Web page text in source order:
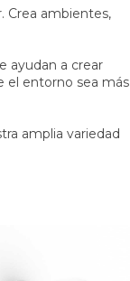
Crea ambientes,
ayudan a crear
el entorno sea más
amplia variedad